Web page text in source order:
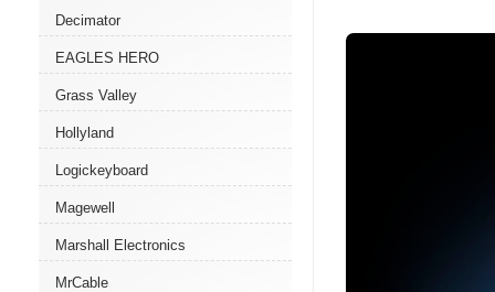
Decimator
EAGLES HERO
Grass Valley
Hollyland
Logickeyboard
Magewell
Marshall Electronics
MrCable